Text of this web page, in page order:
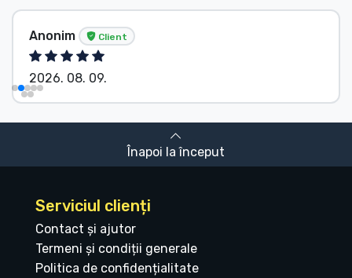
Anonim Client
2026. 08. 09.
Înapoi la început
Serviciul clienți
Contact și ajutor
Termeni și condiții generale
Politica de confidențialitate